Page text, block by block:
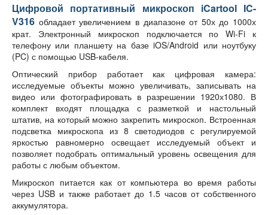
Цифровой портативный микроскоп iCartool IC-
V316 обладает увеличением в диапазоне от 50х до 1000х
крат. Электронный микроскоп подключается по Wi-Fi к
телефону или планшету на базе iOS/Android или ноутбуку
(PC) с помощью USB-кабеля.
Оптический прибор работает как цифровая камера:
исследуемые объекты можно увеличивать, записывать на
видео или фотографировать в разрешении 1920х1080. В
комплект входят площадка с разметкой и настольный
штатив, на который можно закрепить микроскоп. Встроенная
подсветка микроскопа из 8 светодиодов с регулируемой
яркостью равномерно освещает исследуемый объект и
позволяет подобрать оптимальный уровень освещения для
работы с любым объектом.
Микроскоп питается как от компьютера во время работы
через USB и также работает до 1.5 часов от собственного
аккумулятора.